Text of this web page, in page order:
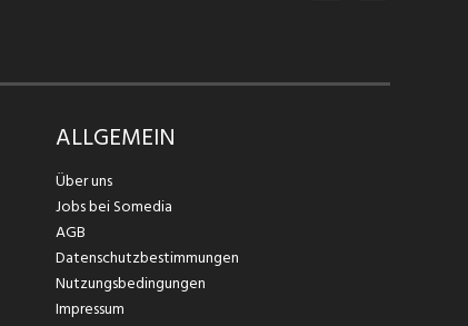
ALLGEMEIN
Über uns
Jobs bei Somedia
AGB
Datenschutzbestimmungen
Nutzungsbedingungen
Impressum